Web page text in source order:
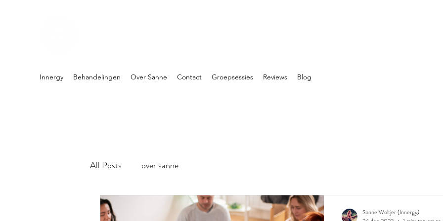
Innergy Behandelingen Over Sanne Contact Groepsessies Reviews Blog
All Posts over sanne
Sanne Woltjer (Innergy)